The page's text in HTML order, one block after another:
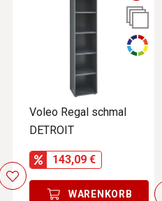
Voleo Regal schmal
DETROIT
143,09 €
WARENKORB